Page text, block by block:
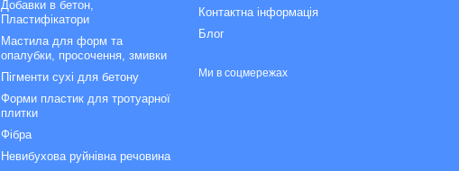
Добавки в бетон,
Пластифікатори
Мастила для форм та
опалубки, просочення, змивки
Пігменти сухі для бетону
Форми пластик для тротуарної
плитки
Фібра
Невибухова руйнівна речовина
Контактна інформація
Блог
Ми в соцмережах